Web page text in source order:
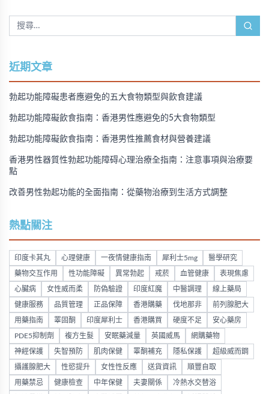
近期文章
勃起功能障礙患者應避免的五大食物類型與飲食建議
勃起功能障礙飲食指南：香港男性應避免的5大食物類型
勃起功能障礙飲食指南：香港男性推薦食材與營養建議
香港男性器質性勃起功能障碍心理治療全指南：注意事項與治療要
點
改善男性勃起功能的全面指南：從藥物治療到生活方式調整
熱點關注
印度卡其丸 心理健康 一夜情健康指南 犀利士5mg 醫學研究
藥物交互作用 性功能障礙 異常勃起 戒菸 血管健康 表現焦慮
心臟病 女性威而柔 防偽驗證 印度紅魔 中醫調理 線上藥局
健康服務 品質管理 正品保障 香港購藥 伐地那非 前列腺肥大
用藥指南 睪固酮 印度犀利士 香港購買 硬度不足 安心藥房
PDE5抑制劑 複方生髮 安眠藥減量 英國威馬 網購藥物
神經保護 失智預防 肌肉保健 睪酮補充 隱私保護 超級威而鋼
攝護腺肥大 性慾提升 女性性反應 送貨資訊 順豐自取
用藥禁忌 健康檢查 中年保健 夫妻關係 冷熱水交替浴